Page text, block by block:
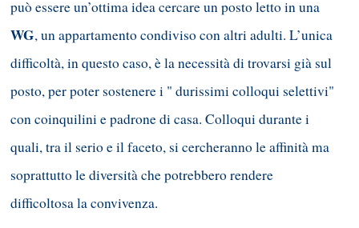
può essere un’ottima idea cercare un posto letto in una
WG, un appartamento condiviso con altri adulti. L’unica
difficoltà, in questo caso, è la necessità di trovarsi già sul
posto, per poter sostenere i " durissimi colloqui selettivi"
con coinquilini e padrone di casa. Colloqui durante i
quali, tra il serio e il faceto, si cercheranno le affinità ma
soprattutto le diversità che potrebbero rendere
difficoltosa la convivenza.